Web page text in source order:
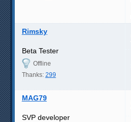
Rimsky
Beta Tester
Offline
Thanks: 299
MAG79
SVP developer